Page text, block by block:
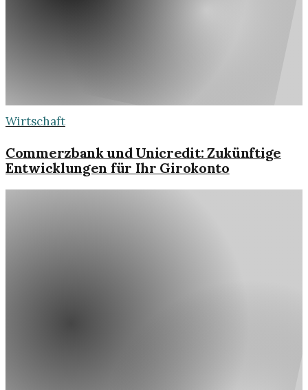
Wirtschaft
Commerzbank und Unicredit: Zukünftige
Entwicklungen für Ihr Girokonto